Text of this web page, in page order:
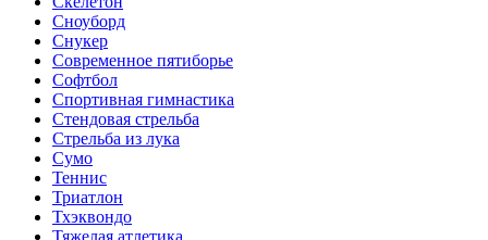
Сноуборд
Снукер
Современное пятиборье
Софтбол
Спортивная гимнастика
Стендовая стрельба
Стрельба из лука
Сумо
Теннис
Триатлон
Тхэквондо
Тяжелая атлетика